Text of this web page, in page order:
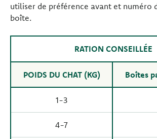
utiliser de préférence avant et numéro
boîte.
RATION CONSEILLÉE
POIDS DU CHAT (KG) Boîtes
1-3
4-7